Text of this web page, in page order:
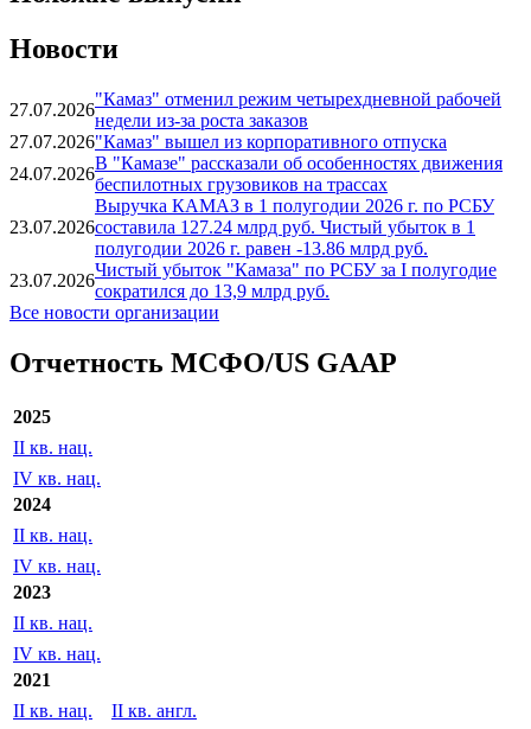
Новости
27.07.2026
"Камаз" отменил режим четырехдневной рабочей
недели из-за роста заказов
27.07.2026"Камаз" вышел из корпоративного отпуска
24.07.2026
В "Камазе" рассказали об особенностях движения
беспилотных грузовиков на трассах
23.07.2026
Выручка КАМАЗ в 1 полугодии 2026 г. по РСБУ
составила 127.24 млрд руб. Чистый убыток в 1
полугодии 2026 г. равен -13.86 млрд руб.
23.07.2026
Чистый убыток "Камаза" по РСБУ за I полугодие
сократился до 13,9 млрд руб.
Все новости организации
Отчетность МСФО/US GAAP
2025
II кв. нац.
IV кв. нац.
2024
II кв. нац.
IV кв. нац.
2023
II кв. нац.
IV кв. нац.
2021
II кв. нац.
II кв. англ.